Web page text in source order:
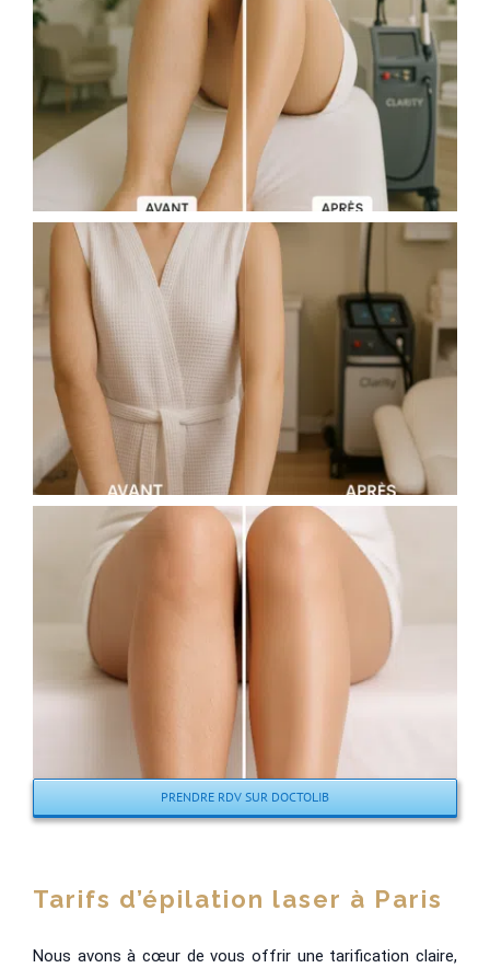
PRENDRE RDV SUR DOCTOLIB
Tarifs d’épilation laser à Paris
Nous avons à cœur de vous offrir une tarification claire,